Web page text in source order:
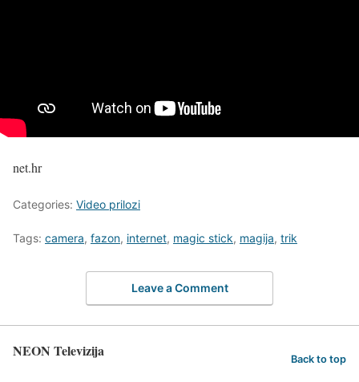
net.hr
Categories: Video prilozi
Tags: camera, fazon, internet, magic stick, magija, trik
Leave a Comment
NEON Televizija Back to top